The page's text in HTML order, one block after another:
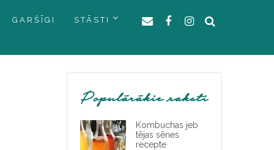
GARŠĪGI STĀSTI
Populārākie raksti
Kombuchas jeb
tējas sēnes
recepte